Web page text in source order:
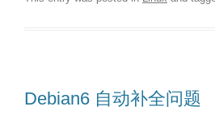
Debian6 自动补全问题